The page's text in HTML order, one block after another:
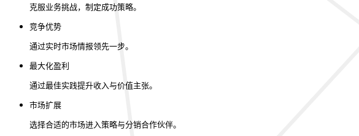
克服业务挑战，制定成功策略。
竞争优势
通过实时市场情报领先一步。
最大化盈利
通过最佳实践提升收入与价值主张。
市场扩展
选择合适的市场进入策略与分销合作伙伴。